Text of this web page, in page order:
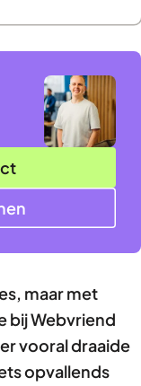
maar met
bij Webvriend
vooral draaide
opvallends